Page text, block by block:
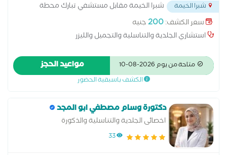
شبرا الخيمة
شبرا الخيمة مقابل مستشفي تبارك محطة
قهوة شرف...
سعر الكشف:200جنيه
استشاري الجلدية والتناسلية والتجميل والليزر
متاحة من يوم 2026-08-10 مواعيد الحجز
الكشف باسبقية الحضور
دكتورة وسام مصطفي ابو المجد
اخصائى الجلدية والتناسلية والذكورة
33